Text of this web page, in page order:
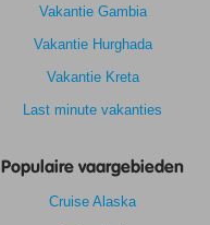
Vakantie Gambia
Vakantie Hurghada
Vakantie Kreta
Last minute vakanties
Populaire vaargebieden
Cruise Alaska